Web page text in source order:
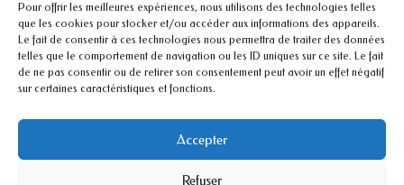
Pour offrir les meilleures expériences, nous utilisons des technologies telles
que les cookies pour stocker et/ou accéder aux informations des appareils.
Le fait de consentir à ces technologies nous permettra de traiter des données
telles que le comportement de navigation ou les ID uniques sur ce site. Le fait
de ne pas consentir ou de retirer son consentement peut avoir un effet négatif
sur certaines caractéristiques et fonctions.
Accepter
Refuser
contact@lagarde-optique.fr
INFORMATIONS
Mentions légales
Conditions générales de ventes